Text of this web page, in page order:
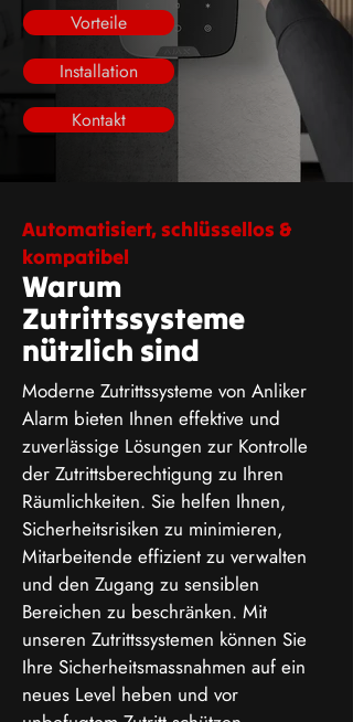
Vorteile
Installation
Kontakt
Automatisiert, schlüssellos &
kompatibel
Warum
Zutrittssysteme
nützlich sind
Moderne Zutrittssysteme von Anliker
Alarm bieten Ihnen effektive und
zuverlässige Lösungen zur Kontrolle
der Zutrittsberechtigung zu Ihren
Räumlichkeiten. Sie helfen Ihnen,
Sicherheitsrisiken zu minimieren,
Mitarbeitende effizient zu verwalten
und den Zugang zu sensiblen
Bereichen zu beschränken. Mit
unseren Zutrittssystemen können Sie
Ihre Sicherheitsmassnahmen auf ein
neues Level heben und vor